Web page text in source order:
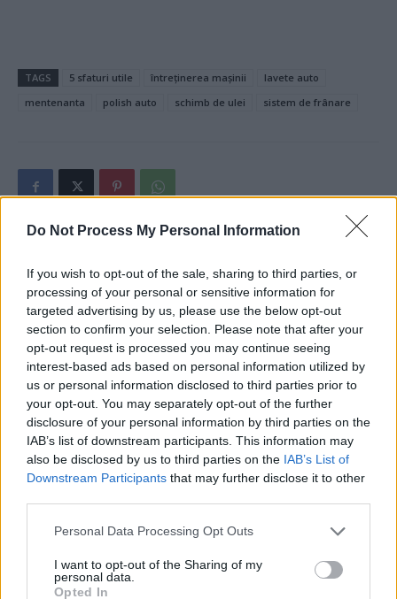
Do Not Process My Personal Information
If you wish to opt-out of the sale, sharing to third parties, or
processing of your personal or sensitive information for
targeted advertising by us, please use the below opt-out
section to confirm your selection. Please note that after your
opt-out request is processed you may continue seeing
interest-based ads based on personal information utilized by
us or personal information disclosed to third parties prior to
your opt-out. You may separately opt-out of the further
disclosure of your personal information by third parties on the
IAB’s list of downstream participants. This information may
also be disclosed by us to third parties on the IAB’s List of
Downstream Participants that may further disclose it to other
Personal Data Processing Opt Outs
I want to opt-out of the Sharing of my
personal data.
Opted In
TAGS 5 sfaturi utile întreținerea mașinii
lavete auto
mentenanta
polish auto schimb de ulei sistem de frânare
Articolul precedent
Ludovic Orban spune că
serviciile și PSD au creat AUR:
„Și-au fabricat o opoziție cu
care să se compare, astfel
încât comparația să fie în
avantajul lor”
Articolul următor
VIDEO. O coloană uriașă de
blindate rusești a fost
distrusă în regiunea Donețk.
Invadatorii au pierdut 25 de
„mașini infernale” într-o
singură bătălie
Publicitate